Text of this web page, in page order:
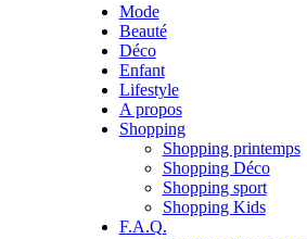
Mode
Beauté
Déco
Enfant
Lifestyle
A propos
Shopping
Shopping printemps
Shopping Déco
Shopping sport
Shopping Kids
F.A.Q.